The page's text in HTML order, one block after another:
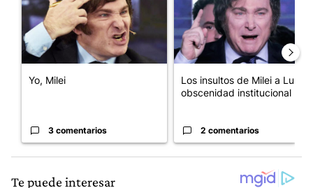
Yo, Milei
3 comentarios
Los insultos de Milei a Lula:
obscenidad institucional
2 comentarios